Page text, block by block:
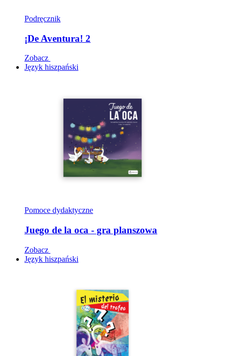
Podręcznik
¡De Aventura! 2
Zobacz
Język hiszpański
Pomoce dydaktyczne
Juego de la oca - gra planszowa
Zobacz
Język hiszpański